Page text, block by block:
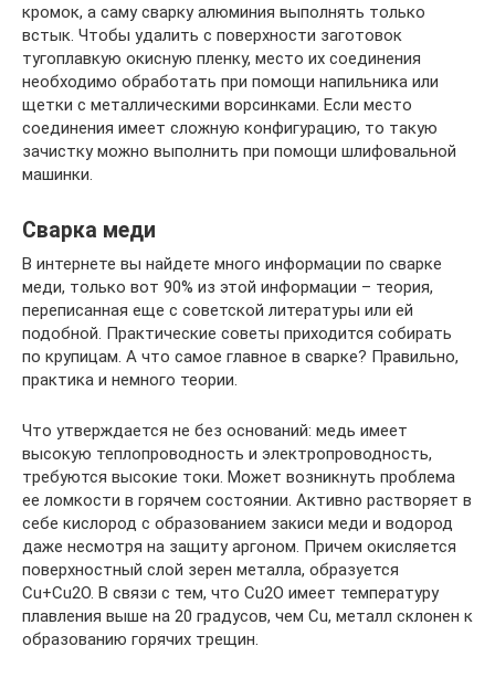
кромок, а саму сварку алюминия выполнять только
встык. Чтобы удалить с поверхности заготовок
тугоплавкую окисную пленку, место их соединения
необходимо обработать при помощи напильника или
щетки с металлическими ворсинками. Если место
соединения имеет сложную конфигурацию, то такую
зачистку можно выполнить при помощи шлифовальной
машинки.
Сварка меди
В интернете вы найдете много информации по сварке
меди, только вот 90% из этой информации – теория,
переписанная еще с советской литературы или ей
подобной. Практические советы приходится собирать
по крупицам. А что самое главное в сварке? Правильно,
практика и немного теории.
Что утверждается не без оснований: медь имеет
высокую теплопроводность и электропроводность,
требуются высокие токи. Может возникнуть проблема
ее ломкости в горячем состоянии. Активно растворяет в
себе кислород с образованием закиси меди и водород
даже несмотря на защиту аргоном. Причем окисляется
поверхностный слой зерен металла, образуется
Cu+Cu2O. В связи с тем, что Cu2O имеет температуру
плавления выше на 20 градусов, чем Cu, металл склонен к
образованию горячих трещин.